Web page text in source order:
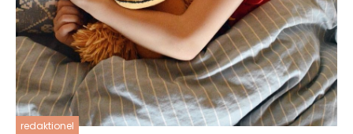
redaktionel